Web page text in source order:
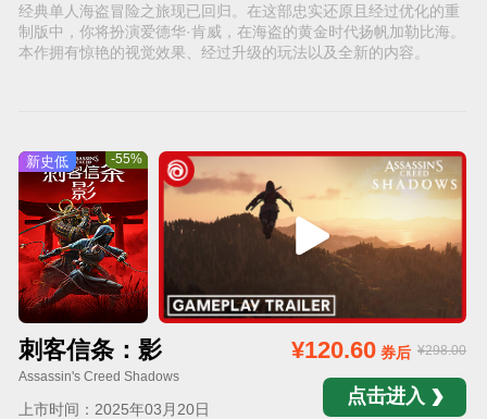
经典单人海盗冒险之旅现已回归。在这部忠实还原且经过优化的重
制版中，你将扮演爱德华·肯威，在海盗的黄金时代扬帆加勒比海。
本作拥有惊艳的视觉效果、经过升级的玩法以及全新的内容。
新史低 -55%
刺客信条：影
Assassin's Creed Shadows
上市时间：2025年03月20日
¥298.00
¥120.60券后
点击进入